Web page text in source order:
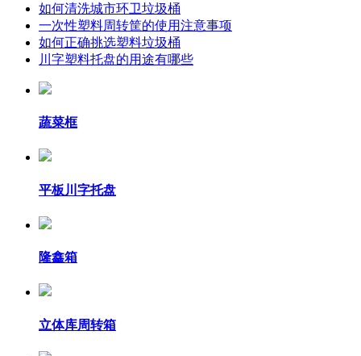
如何清洗城市环卫垃圾桶
一次性塑料周转筐的使用注意事项
如何正确挑选塑料垃圾桶
川字塑料托盘的用途有哪些
蔬菜框
平板川字托盘
隆鑫箱
立体库周转箱